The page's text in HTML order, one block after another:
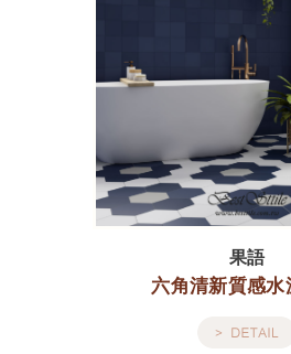
果語
六角清新質感水